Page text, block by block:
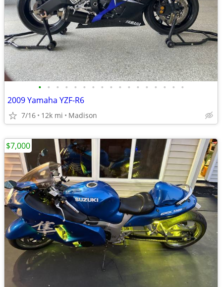
• • • • • • • • • • • • • • • • •
2009 Yamaha YZF-R6
7/16 12k mi Madison
$7,000